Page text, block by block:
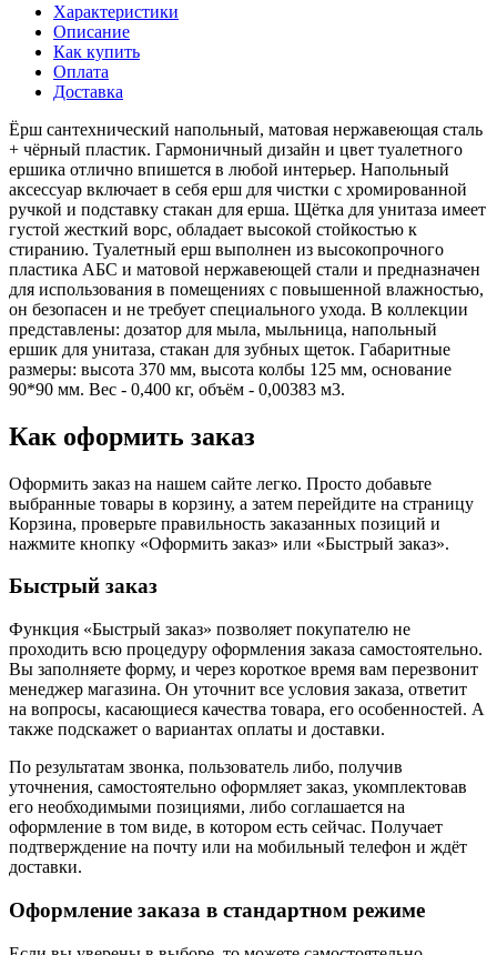
Характеристики
Описание
Как купить
Оплата
Доставка
Ёрш сантехнический напольный, матовая нержавеющая сталь
+ чёрный пластик. Гармоничный дизайн и цвет туалетного
ершика отлично впишется в любой интерьер. Напольный
аксессуар включает в себя ерш для чистки с хромированной
ручкой и подставку стакан для ерша. Щётка для унитаза имеет
густой жесткий ворс, обладает высокой стойкостью к
стиранию. Туалетный ерш выполнен из высокопрочного
пластика АБС и матовой нержавеющей стали и предназначен
для использования в помещениях с повышенной влажностью,
он безопасен и не требует специального ухода. В коллекции
представлены: дозатор для мыла, мыльница, напольный
ершик для унитаза, стакан для зубных щеток. Габаритные
размеры: высота 370 мм, высота колбы 125 мм, основание
90*90 мм. Вес - 0,400 кг, объём - 0,00383 м3.
Как оформить заказ
Оформить заказ на нашем сайте легко. Просто добавьте
выбранные товары в корзину, а затем перейдите на страницу
Корзина, проверьте правильность заказанных позиций и
нажмите кнопку «Оформить заказ» или «Быстрый заказ».
Быстрый заказ
Функция «Быстрый заказ» позволяет покупателю не
проходить всю процедуру оформления заказа самостоятельно.
Вы заполняете форму, и через короткое время вам перезвонит
менеджер магазина. Он уточнит все условия заказа, ответит
на вопросы, касающиеся качества товара, его особенностей. А
также подскажет о вариантах оплаты и доставки.
По результатам звонка, пользователь либо, получив
уточнения, самостоятельно оформляет заказ, укомплектовав
его необходимыми позициями, либо соглашается на
оформление в том виде, в котором есть сейчас. Получает
подтверждение на почту или на мобильный телефон и ждёт
доставки.
Оформление заказа в стандартном режиме